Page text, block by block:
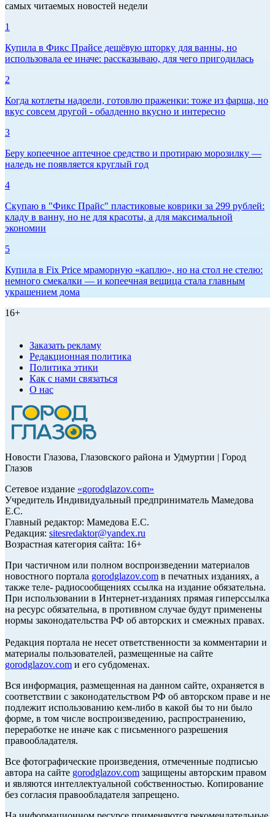
самых читаемых новостей недели
1
Купила в Фикс Прайсе дешёвую шторку для ванны, но
использовала ее иначе: рассказываю, для чего пригодилась
2
Когда котлеты надоели, готовлю праженки: тоже из фарша, но
вкус совсем другой - обалденно вкусно и интересно
3
Беру копеечное аптечное средство и протираю морозилку —
наледь не появляется круглый год
4
Скупаю в "Фикс Прайс" пластиковые коврики за 299 рублей:
кладу в ванну, но не для красоты, а для максимальной
экономии
5
Купила в Fix Price мраморную «каплю», но на стол не стелю:
немного смекалки — и копеечная вещица стала главным
украшением дома
16+
Заказать рекламу
Редакционная политика
Политика этики
Как с нами связаться
О нас
Новости Глазова, Глазовского района и Удмуртии | Город
Глазов
Сетевое издание «gorodglazov.com»
Учредитель Индивидуальный предприниматель Мамедова
Е.С.
Главный редактор: Мамедова Е.С.
Редакция: sitesredaktor@yandex.ru
Возрастная категория сайта: 16+
При частичном или полном воспроизведении материалов
новостного портала gorodglazov.com в печатных изданиях, а
также теле- радиосообщениях ссылка на издание обязательна.
При использовании в Интернет-изданиях прямая гиперссылка
на ресурс обязательна, в противном случае будут применены
нормы законодательства РФ об авторских и смежных правах.
Редакция портала не несет ответственности за комментарии и
материалы пользователей, размещенные на сайте
gorodglazov.com и его субдоменах.
Вся информация, размещенная на данном сайте, охраняется в
соответствии с законодательством РФ об авторском праве и не
подлежит использованию кем-либо в какой бы то ни было
форме, в том числе воспроизведению, распространению,
переработке не иначе как с письменного разрешения
правообладателя.
Все фотографические произведения, отмеченные подписью
автора на сайте gorodglazov.com защищены авторским правом
и являются интеллектуальной собственностью. Копирование
без согласия правообладателя запрещено.